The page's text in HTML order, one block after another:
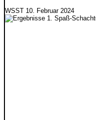
WSST 10. Februar 2024